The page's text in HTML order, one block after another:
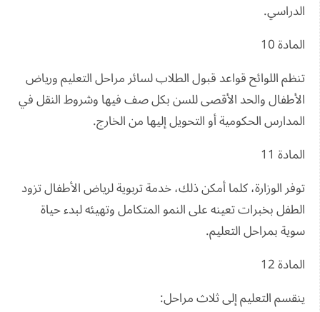
الدراسي.
المادة 10
تنظم اللوائح قواعد قبول الطلاب لسائر مراحل التعليم ورياض
الأطفال والحد الأقصى للسن بكل صف فيها وشروط النقل في
المدارس الحكومية أو التحويل إليها من الخارج.
المادة 11
توفر الوزارة، كلما أمكن ذلك، خدمة تربوية لرياض الأطفال تزود
الطفل بخبرات تعينه على النمو المتكامل وتهيئه لبدء حياة
سوية بمراحل التعليم.
المادة 12
ينقسم التعليم إلى ثلاث مراحل: